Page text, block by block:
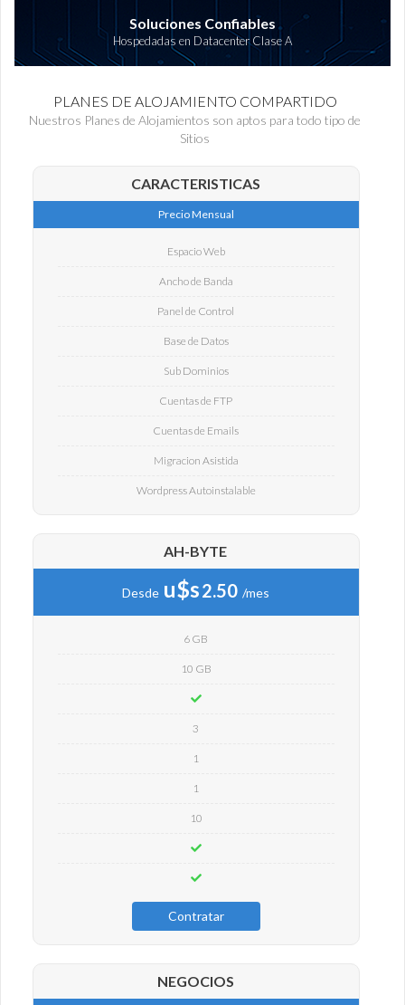
Soluciones Confiables
Hospedadas en Datacenter Clase A
PLANES DE ALOJAMIENTO COMPARTIDO
Nuestros Planes de Alojamientos son aptos para todo tipo de
Sitios
CARACTERISTICAS
Precio Mensual
Espacio Web
Ancho de Banda
Panel de Control
Base de Datos
Sub Dominios
Cuentas de FTP
Cuentas de Emails
Migracion Asistida
Wordpress Autoinstalable
AH-BYTE
Desde u$s2.50 /mes
6 GB
10 GB
3
1
1
10
Contratar
NEGOCIOS